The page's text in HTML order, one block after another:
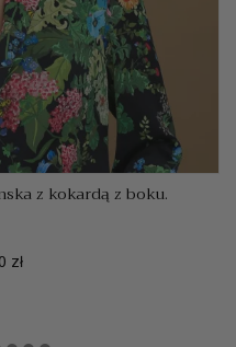
z kokardą z boku.
zł